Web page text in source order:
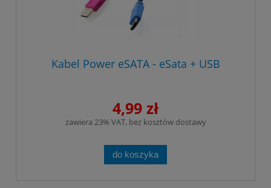
Kabel Power eSATA - eSata + USB
4,99 zł
zawiera 23% VAT, bez kosztów dostawy
do koszyka